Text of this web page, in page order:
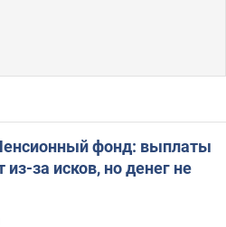
фонд: выплаты
за исков, но денег не